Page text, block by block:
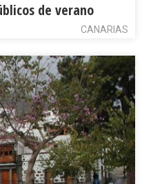
de verano
CANARIAS